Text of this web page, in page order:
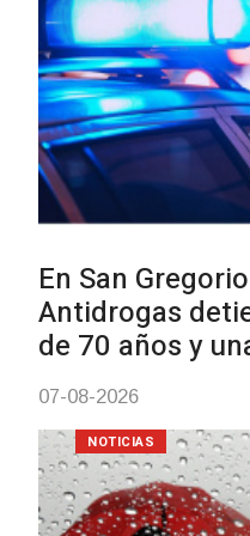
Facultad
con dos
03-08-2026
NOTICIAS
Clases de
Charrúa
03-08-2026
NOTICIAS
Turismo
con
mayores
03-08-2026
NOTICIAS